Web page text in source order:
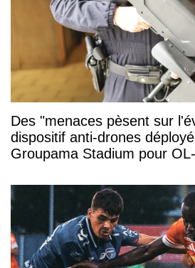
Des "menaces pèsent sur
dispositif anti-drones
Groupama Stadium pour